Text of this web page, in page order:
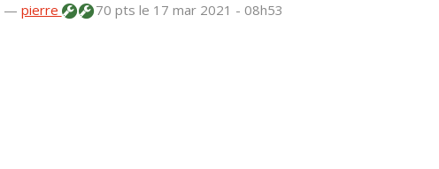
— pierre 70 pts le 17 mar 2021 - 08h53